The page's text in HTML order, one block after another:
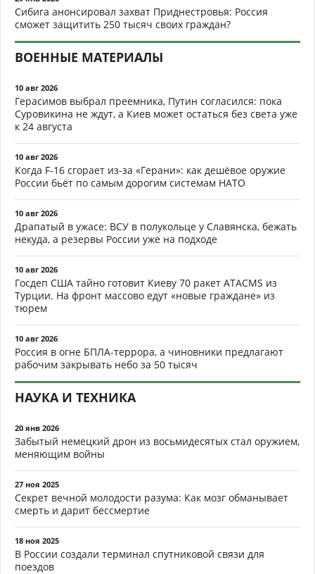
Сибига анонсировал захват Приднестровья: Россия
сможет защитить 250 тысяч своих граждан?
ВОЕННЫЕ МАТЕРИАЛЫ
10 авг 2026
Герасимов выбрал преемника, Путин согласился: пока
Суровикина не ждут, а Киев может остаться без света уже
к 24 августа
10 авг 2026
Когда F-16 сгорает из-за «Герани»: как дешёвое оружие
России бьёт по самым дорогим системам НАТО
10 авг 2026
Драпатый в ужасе: ВСУ в полукольце у Славянска, бежать
некуда, а резервы России уже на подходе
10 авг 2026
Госдеп США тайно готовит Киеву 70 ракет ATACMS из
Турции. На фронт массово едут «новые граждане» из
тюрем
10 авг 2026
Россия в огне БПЛА-террора, а чиновники предлагают
рабочим закрывать небо за 50 тысяч
НАУКА И ТЕХНИКА
20 янв 2026
Забытый немецкий дрон из восьмидесятых стал оружием,
меняющим войны
27 ноя 2025
Секрет вечной молодости разума: Как мозг обманывает
смерть и дарит бессмертие
18 ноя 2025
В России создали терминал спутниковой связи для
поездов